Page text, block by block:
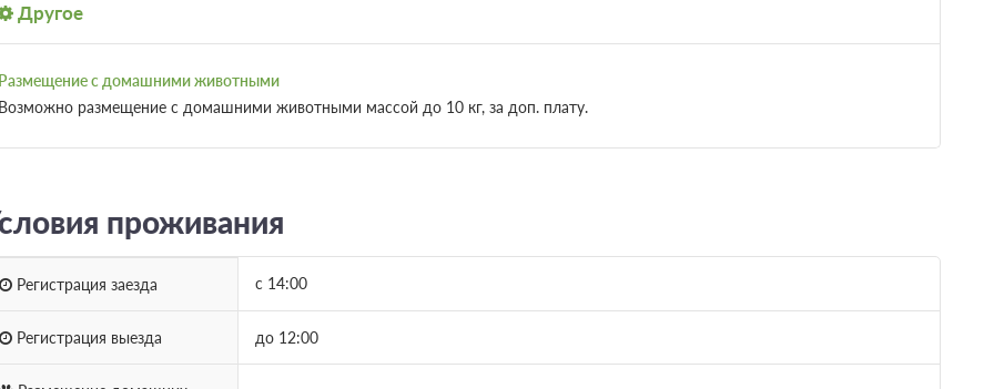
Другое
с домашними животными
размещение с домашними животными массой до 10 кг, за доп. плату.
проживания
Регистрация заезда с 14:00
Регистрация выезда до 12:00